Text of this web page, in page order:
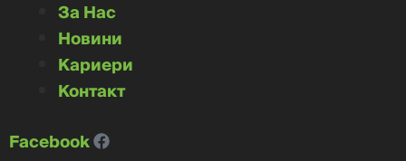
За Нас
Новини
Кариери
Контакт
Facebook